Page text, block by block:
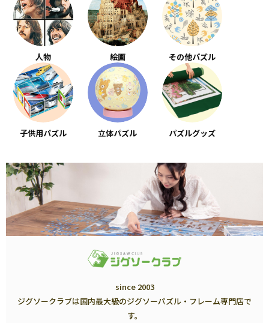
人物 絵画 その他パズル
子供用パズル 立体パズル パズルグッズ
since 2003
ジグソークラブは国内最大級のジグソーパズル・フレーム専門店で
す。